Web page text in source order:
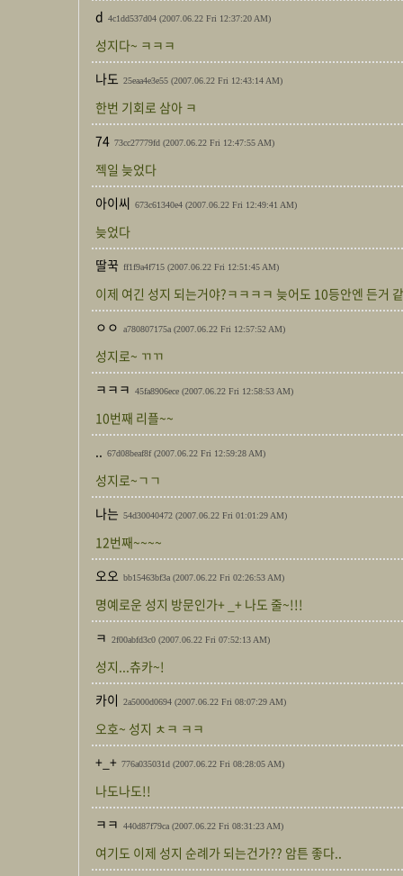
d 4c1dd537d04 (2007.06.22 Fri 12:37:20 AM)
성지다~ ㅋㅋㅋ
나도 25eaa4e3e55 (2007.06.22 Fri 12:43:14 AM)
한번 기회로 삼아 ㅋ
74 73cc27779fd (2007.06.22 Fri 12:47:55 AM)
젝일 늦었다
아이씨 673c61340e4 (2007.06.22 Fri 12:49:41 AM)
늦었다
딸꾹 ff1f9a4f715 (2007.06.22 Fri 12:51:45 AM)
이제 여긴 성지 되는거야?ㅋㅋㅋㅋ 늦어도 10등안엔 든거
ㅇㅇ
a780807175a (2007.06.22 Fri 12:57:52 AM)
성지로~ ㄲㄲ
ㅋㅋㅋ
45fa8906ece (2007.06.22 Fri 12:58:53 AM)
10번째 리플~~
.. 67d08beaf8f (2007.06.22 Fri 12:59:28 AM)
성지로~ㄱㄱ
나는 54d30040472 (2007.06.22 Fri 01:01:29 AM)
12번째~~~~
오오 bb15463bf3a (2007.06.22 Fri 02:26:53 AM)
명예로운 성지 방문인가+ _+ 나도 줄~!!!
ㅋ
2f00abfd3c0 (2007.06.22 Fri 07:52:13 AM)
성지...츄카~!
카이
2a5000d0694 (2007.06.22 Fri 08:07:29 AM)
오호~ 성지 ㅊㅋ ㅋㅋ
+_+ 776a035031d (2007.06.22 Fri 08:28:05 AM)
나도나도!!
ㅋㅋ
440d87f79ca (2007.06.22 Fri 08:31:23 AM)
여기도 이제 성지 순례가 되는건가?? 암튼 좋다..